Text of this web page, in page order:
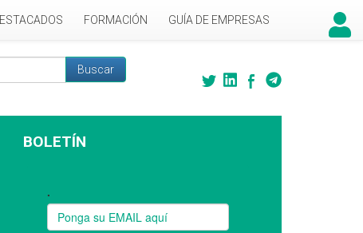
FORMACIÓN GUÍA DE EMPRESAS
Buscar
BOLETÍN